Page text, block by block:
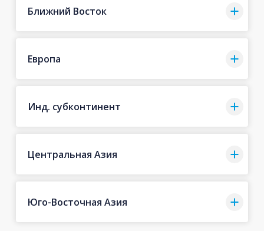
Ближний Восток
Европа
Инд. субконтинент
Центральная Азия
Юго-Восточная Азия